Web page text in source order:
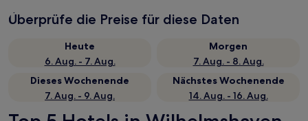
Überprüfe die Preise für diese Daten
Heute
6. Aug. - 7. Aug.
Morgen
7. Aug. - 8. Aug.
Dieses Wochenende
7. Aug. - 9. Aug.
Nächstes Wochenende
14. Aug. - 16. Aug.